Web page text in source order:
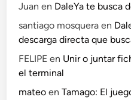
Juan en DaleYa te busca
santiago mosquera en
descarga directa que
FELIPE en Unir o juntar
el terminal
mateo enTamago: El